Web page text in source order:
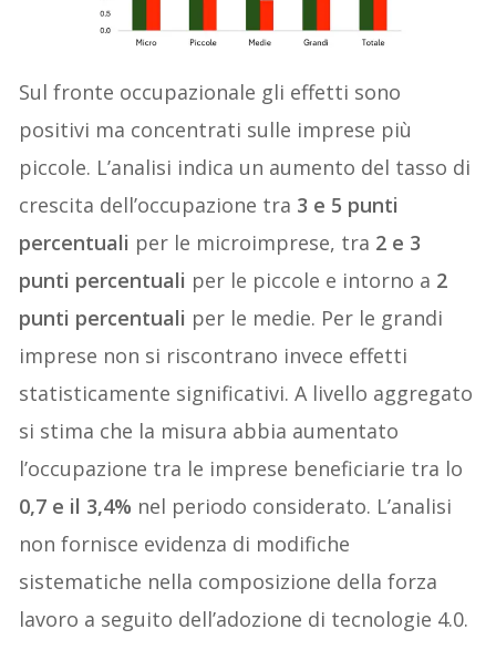
Sul fronte occupazionale gli effetti sono
positivi ma concentrati sulle imprese più
piccole. L’analisi indica un aumento del tasso di
crescita dell’occupazione tra 3 e 5 punti
percentuali per le microimprese, tra 2 e 3
punti percentuali per le piccole e intorno a 2
punti percentuali per le medie. Per le grandi
imprese non si riscontrano invece effetti
statisticamente significativi. A livello aggregato
si stima che la misura abbia aumentato
l’occupazione tra le imprese beneficiarie tra lo
0,7 e il 3,4% nel periodo considerato. L’analisi
non fornisce evidenza di modifiche
sistematiche nella composizione della forza
lavoro a seguito dell’adozione di tecnologie 4.0.